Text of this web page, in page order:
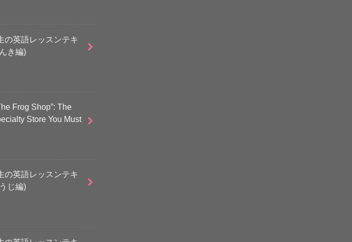
の英語レッスンテキ
き編)
Frog Shop”: The
Store You Must
の英語レッスンテキ
じ編)